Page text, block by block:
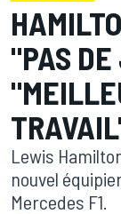
"PAS
Lewis
nouvel
Mercedes F1.